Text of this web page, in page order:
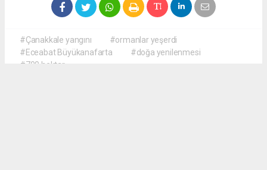
#Çanakkale yangını
#ormanlar yeşerdi
#Eceabat Büyükanafarta
#doğa yenilenmesi
#700 hektar